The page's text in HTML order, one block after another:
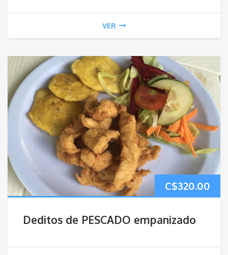
VER
C$320.00
Deditos de PESCADO empanizado